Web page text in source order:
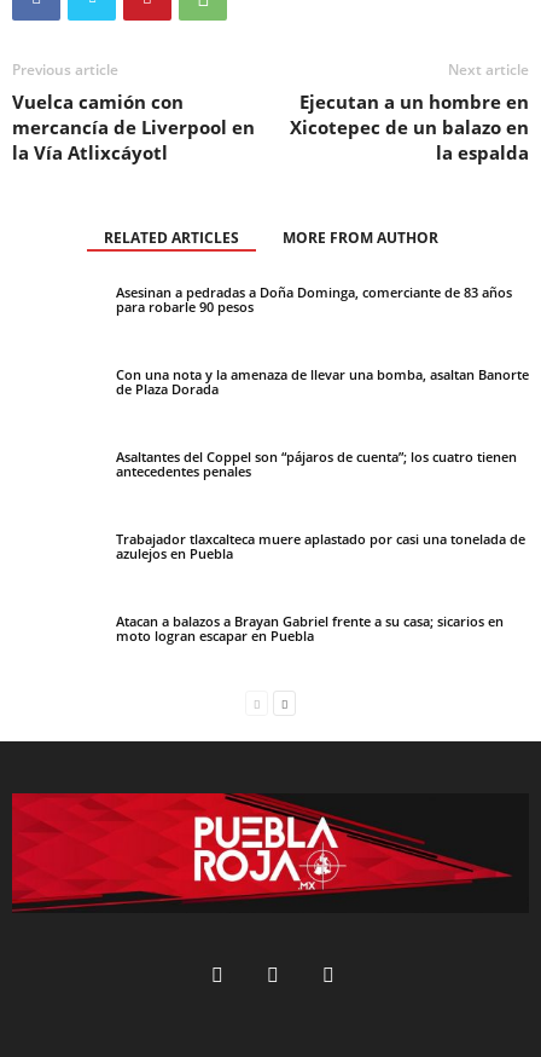
Previous article
Vuelca camión con
mercancía de Liverpool en
la Vía Atlixcáyotl
Next article
Ejecutan a un hombre en
Xicotepec de un balazo en
la espalda
RELATED ARTICLES MORE FROM AUTHOR
Asesinan a pedradas a Doña Dominga, comerciante de 83 años
para robarle 90 pesos
Con una nota y la amenaza de llevar una bomba, asaltan Banorte
de Plaza Dorada
Asaltantes del Coppel son “pájaros de cuenta”; los cuatro tienen
antecedentes penales
Trabajador tlaxcalteca muere aplastado por casi una tonelada de
azulejos en Puebla
Atacan a balazos a Brayan Gabriel frente a su casa; sicarios en
moto logran escapar en Puebla